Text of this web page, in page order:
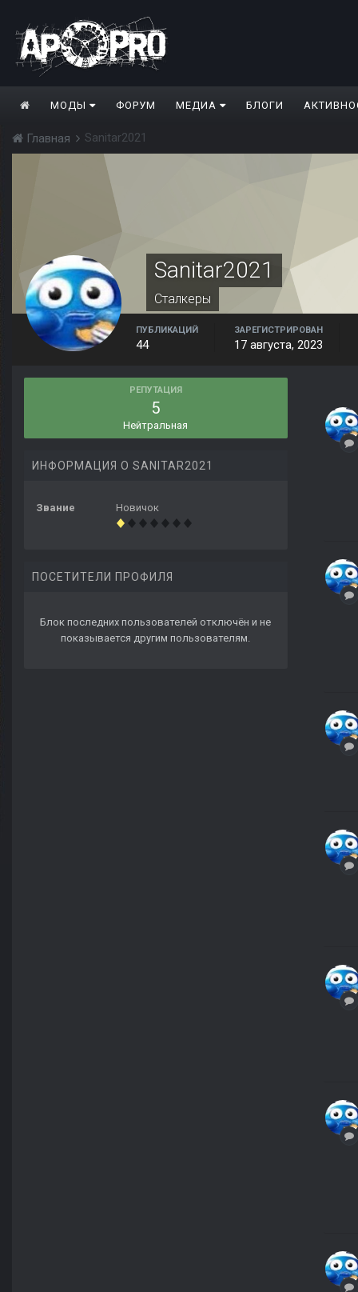
МОДЫ ФОРУМ МЕДИА БЛОГИ
Главная Sanitar2021
Sanitar2021
Сталкеры
ПУБЛИКАЦИЙ
44
ЗАРЕГИСТРИРОВАН
17 августа, 2023
РЕПУТАЦИЯ
5
Нейтральная
ИНФОРМАЦИЯ О SANITAR2021
Звание Новичок
ПОСЕТИТЕЛИ ПРОФИЛЯ
Блок последних пользователей отключён и не
показывается другим пользователям.